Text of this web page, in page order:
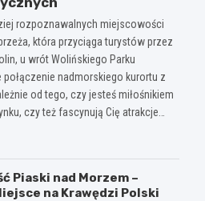
rozpoznawalnych miejscowości
która przyciąga turystów przez
u wrót Wolińskiego Parku
nadmorskiego kurortu z
od tego, czy jesteś miłośnikiem
czy też fascynują Cię atrakcje…
Piaski nad Morzem –
na Krawędzi Polski